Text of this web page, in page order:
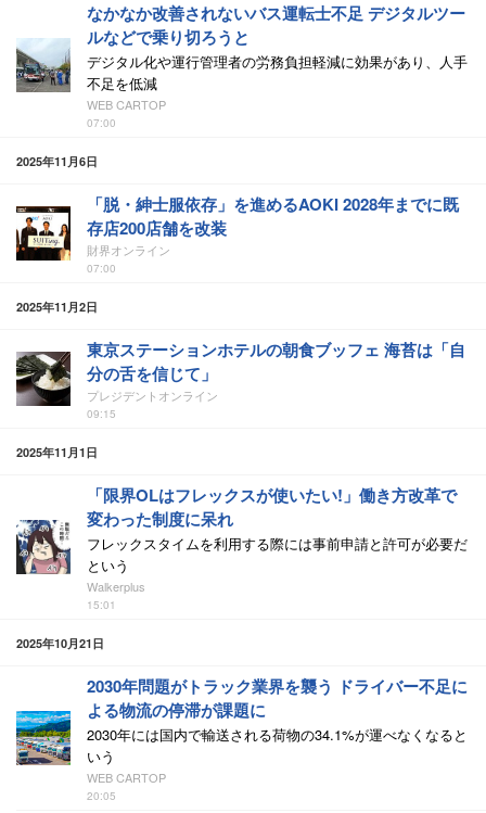
なかなか改善されないバス運転士不足 デジタルツー
ルなどで乗り切ろうと
デジタル化や運行管理者の労務負担軽減に効果があり、人手
不足を低減
WEB CARTOP
07:00
2025年11月6日
「脱・紳士服依存」を進めるAOKI 2028年までに既
存店200店舗を改装
財界オンライン
07:00
2025年11月2日
東京ステーションホテルの朝食ブッフェ 海苔は「自
分の舌を信じて」
プレジデントオンライン
09:15
2025年11月1日
「限界OLはフレックスが使いたい!」働き方改革で
変わった制度に呆れ
フレックスタイムを利用する際には事前申請と許可が必要だ
という
Walkerplus
15:01
2025年10月21日
2030年問題がトラック業界を襲う ドライバー不足に
よる物流の停滞が課題に
2030年には国内で輸送される荷物の34.1%が運べなくなると
いう
WEB CARTOP
20:05